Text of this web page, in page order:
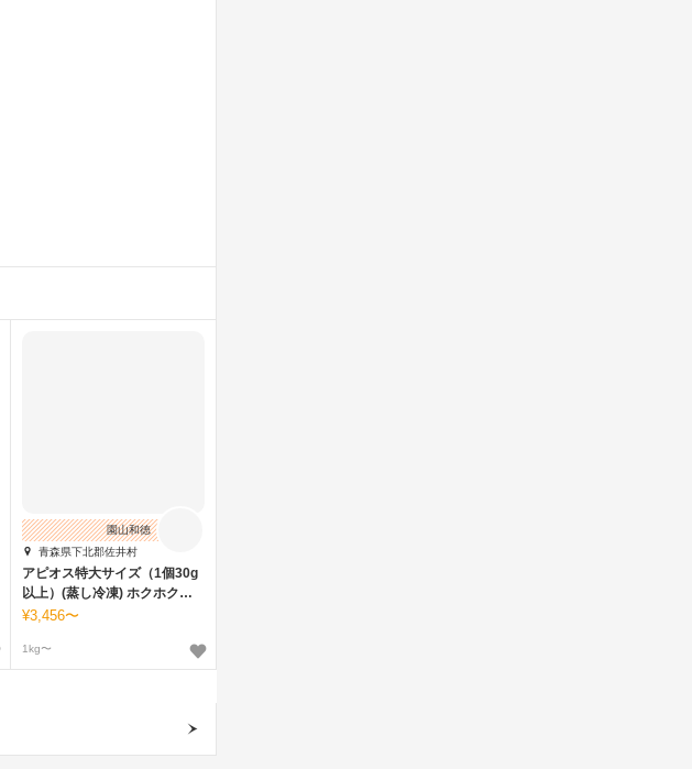
アピオス特大サイズ（1個30g
以上）(蒸し冷凍) ホクホク甘
い健康イモ
3,456〜
1kg〜
園山和徳
青森県下北郡佐井村